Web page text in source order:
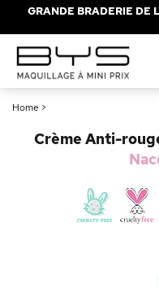
GRANDE BRADERIE
Home >
Crème Anti-
Blush